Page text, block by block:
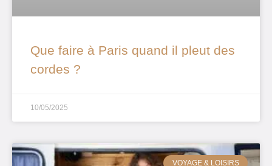
Que faire à Paris quand il pleut des
cordes ?
10/05/2025
VOYAGE & LOISIRS